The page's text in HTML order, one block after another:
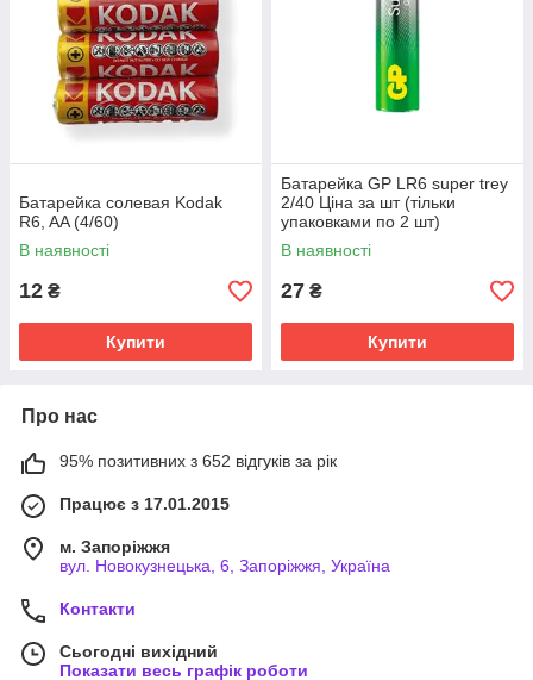
Батарейка солевая Kodak
R6, AA (4/60)
В наявності
12 ₴
Купити
Батарейка GP LR6 super trey
2/40 Ціна за шт (тільки
упаковками по 2 шт)
В наявності
27 ₴
Купити
Про нас
95% позитивних з 652 відгуків за рік
Працює з 17.01.2015
м. Запоріжжя
вул. Новокузнецька, 6, Запоріжжя, Україна
Контакти
Сьогодні вихідний
Показати весь графік роботи